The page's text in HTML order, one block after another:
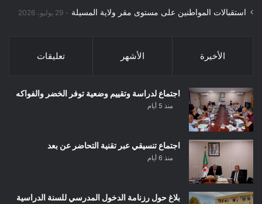
استقبالات المواطنين على مستوى مقر ولاية المسيلة 29 يوليو، 2026
الأخيرة الأشهر تعليقات
اجتماع لدراسة وتقييم وضعية توفر الخضر والفواكه
منذ 5 أيام
اجتماع تنسيقي عبر تقنية التحاضر عن بعد
منذ 6 أيام
بلاغ حول رزنامة الدخول المدرسي للسنة الدراسية